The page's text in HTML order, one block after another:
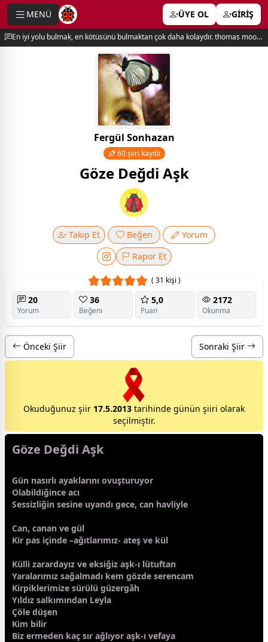
MENÜ ÜYE OL GİRİŞ
En iyi yolu bulmak, en kötüsünü bulmaktan çok daha kolaydır. thomas moore
Fergül Sonhazan
60 şiiri kayıtlı
Göze Değdi Aşk
Takip Et Beğen
Yorum
Rapor Et
( 31 kişi )
20
Yorum
36
Beğeni
5,0
Puan
2172
Okunma
Önceki Şiir Sonraki Şiir
Okuduğunuz şiir 17.5.2013 tarihinde günün şiiri olarak
seçilmiştir.
Göze Değdi Aşk
Gün nasırlı ayaklarını ovuşturuyor
Olabildiğince acı
Sessizliğin sesine uyandı gece, can havliyle
Can, canan ve gül
Kir pas içinde –ağıtlarımız- ateş ve kül
Külli zarardayız ve eksiğiz aşk-ı lütuftan
Yaralarımız sağalmadı kem gözde serencam
Kirpiklerimize sürülü güzergâh
Yıldız salkımından Leyla
Çöle düşen
Kim bilir
Biz ermeden kaç sır ağlıyor aşk-ı vefaya
menu